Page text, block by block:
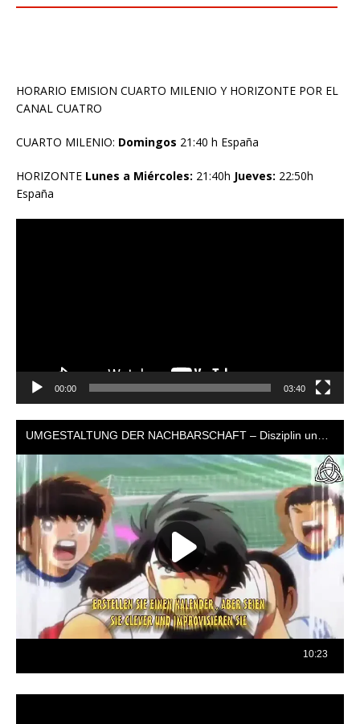
HORARIO EMISION CUARTO MILENIO Y HORIZONTE POR EL
CANAL CUATRO
CUARTO MILENIO: Domingos 21:40 h España
HORIZONTE Lunes a Miércoles: 21:40h Jueves: 22:50h
España
00:00 03:40